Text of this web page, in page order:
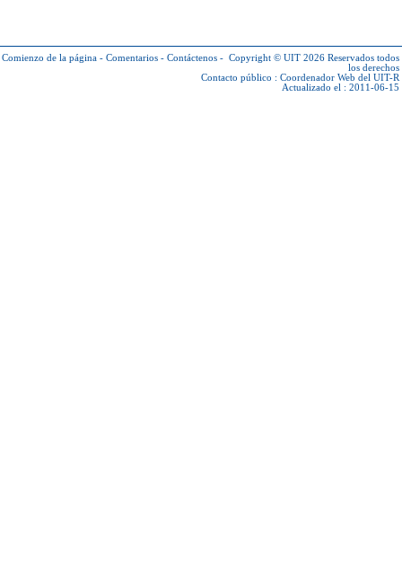
Comienzo de la página - Comentarios - Contáctenos - Copyright © UIT 2026 Reservados todos
los derechos
Contacto público : Coordenador Web del UIT-R
Actualizado el : 2011-06-15